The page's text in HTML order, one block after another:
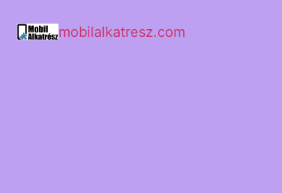
mobilalkatresz.com